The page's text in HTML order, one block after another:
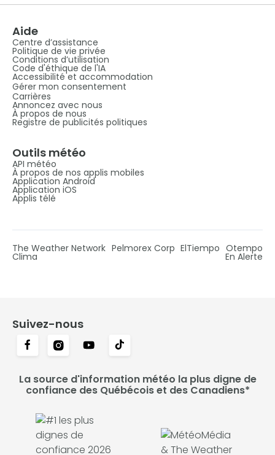
Aide
Centre d’assistance
Politique de vie privée
Conditions d’utilisation
Code d'éthique de l'IA
Accessibilité et accommodation
Gérer mon consentement
Carrières
Annoncez avec nous
À propos de nous
Registre de publicités politiques
Outils météo
API météo
À propos de nos applis mobiles
Application Android
Application iOS
Applis télé
The Weather Network Pelmorex Corp ElTiempo Otempo
Clima En Alerte
Suivez-nous
La source d'information météo la plus digne de
confiance des Québécois et des Canadiens*